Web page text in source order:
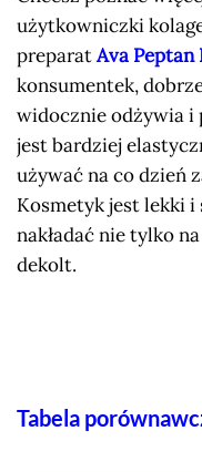
użytkowniczki
preparatAva Peptan
konsumentek,
widocznie odżywia i
jest bardziej
używać na co dzień
Kosmetyk jest lekki i
nakładać nie tylko
dekolt.
Tabela